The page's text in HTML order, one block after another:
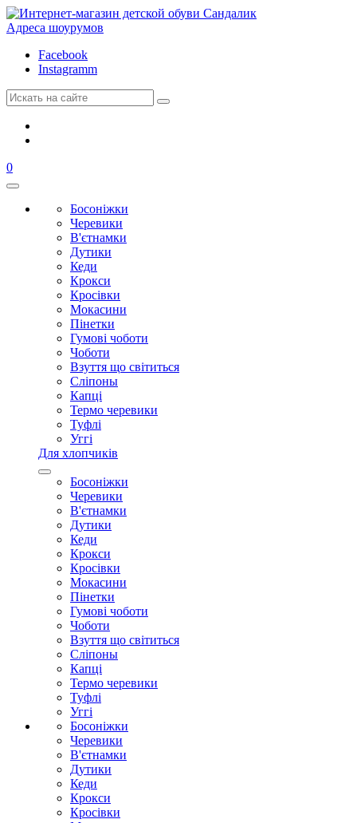
Адреса шоурумов
Facebook
Instagramm
0
Босоніжки
Черевики
В'єтнамки
Дутики
Кеди
Крокси
Кросівки
Мокасини
Пінетки
Гумові чоботи
Чоботи
Взуття що світиться
Сліпоны
Капці
Термо черевики
Туфлі
Уггі
Для хлопчиків
Босоніжки
Черевики
В'єтнамки
Дутики
Кеди
Крокси
Кросівки
Мокасини
Пінетки
Гумові чоботи
Чоботи
Взуття що світиться
Сліпоны
Капці
Термо черевики
Туфлі
Уггі
Босоніжки
Черевики
В'єтнамки
Дутики
Кеди
Крокси
Кросівки